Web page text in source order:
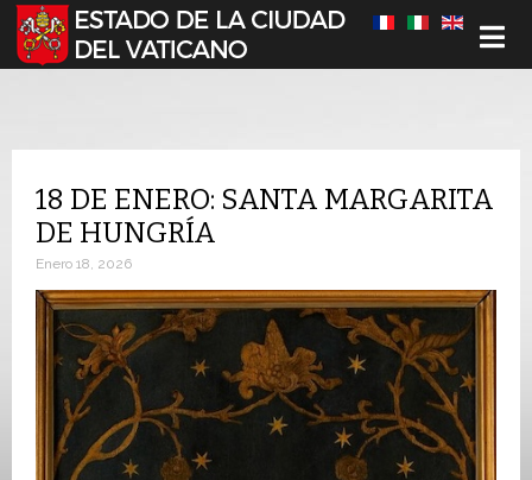
Seleccione su idioma
18 DE ENERO: SANTA MARGARITA
DE HUNGRÍA
Enero 18, 2026